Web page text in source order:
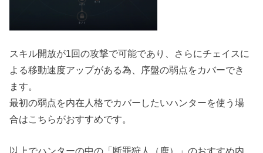
スキル開放が1回の攻撃で可能であり、さらにチェイスに
よる移動速度アップがある為、序盤の弱点をカバーでき
ます。
最初の弱点を内在人格でカバーしたいハンターを使う場
合はこちらがおすすめです。